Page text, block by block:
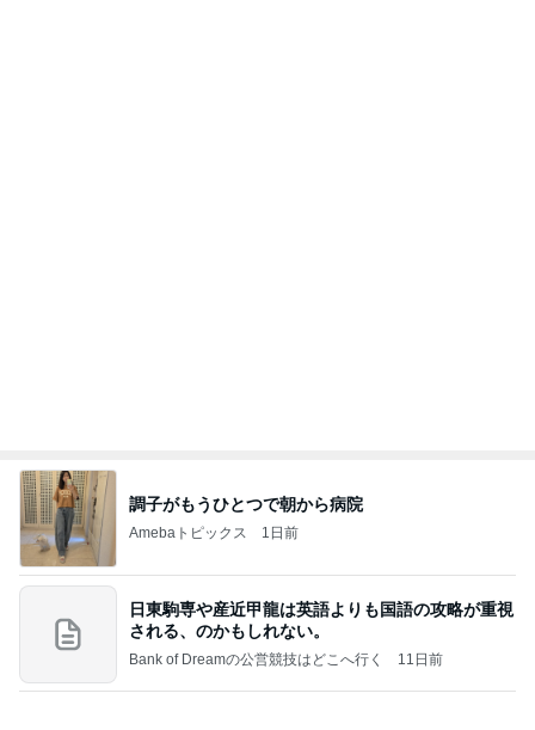
調子がもうひとつで朝から病院
Amebaトピックス 1日前
日東駒専や産近甲龍は英語よりも国語の攻略が重視
される、のかもしれない。
Bank of Dreamの公営競技はどこへ行く 11日前